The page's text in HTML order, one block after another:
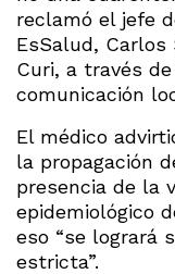
reclamó el jefe
EsSalud, Carlos
Curi, a través
comunicación
El médico
la propagación
presencia de la
epidemiológico
eso “se logrará
estricta”.